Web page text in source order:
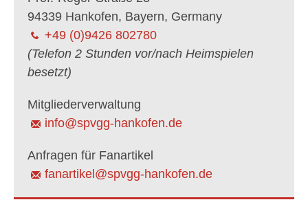
94339 Hankofen, Bayern, Germany
+49 (0)9426 802780
(Telefon 2 Stunden vor/nach Heimspielen
besetzt)
Mitgliederverwaltung
info@spvgg-hankofen.de
Anfragen für Fanartikel
fanartikel@spvgg-hankofen.de